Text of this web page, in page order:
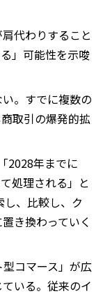
代わりすること
」可能性を示唆
。すでに複数の
取引の爆発的拡
2028年までに
処理される」と
、比較し、ク
き換わっていく
コマース」が広
いる。従来のイ